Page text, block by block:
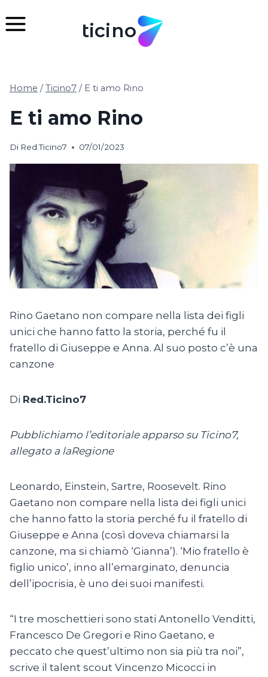
al
ticino
Home / Ticino7 / E ti amo Rino
E ti amo Rino
Di Red.Ticino7 07/01/2023
Rino Gaetano non compare nella lista dei figli
unici che hanno fatto la storia, perché fu il
fratello di Giuseppe e Anna. Al suo posto c’è una
canzone
Di Red.Ticino7
Pubblichiamo l’editoriale apparso su Ticino7,
allegato a laRegione
Leonardo, Einstein, Sartre, Roosevelt. Rino
Gaetano non compare nella lista dei figli unici
che hanno fatto la storia perché fu il fratello di
Giuseppe e Anna (così doveva chiamarsi la
canzone, ma si chiamò ‘Gianna’). ‘Mio fratello è
figlio unico’, inno all’emarginato, denuncia
dell’ipocrisia, è uno dei suoi manifesti.
“I tre moschettieri sono stati Antonello Venditti,
Francesco De Gregori e Rino Gaetano, e
peccato che quest’ultimo non sia più tra noi”,
scrive il talent scout Vincenzo Micocci in